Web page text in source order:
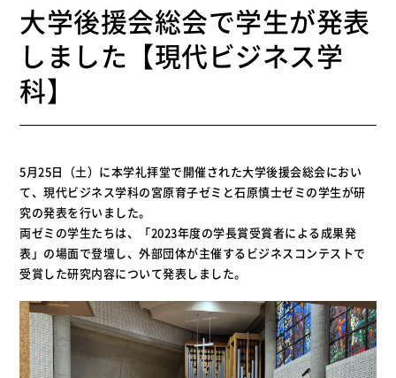
子
大
大学後援会総会で学生が発表
しました【現代ビジネス学
科】
5月25日（土）に本学礼拝堂で開催された大学後援会総会におい
て、現代ビジネス学科の宮原育子ゼミと石原慎士ゼミの学生が研
究の発表を行いました。
両ゼミの学生たちは、「2023年度の学長賞受賞者による成果発
表」の場面で登壇し、外部団体が主催するビジネスコンテストで
受賞した研究内容について発表しました。